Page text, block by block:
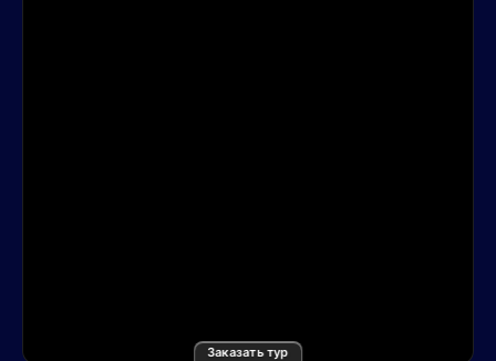
Заказать тур